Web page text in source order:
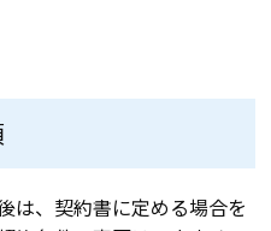
は、契約書に定める場合を